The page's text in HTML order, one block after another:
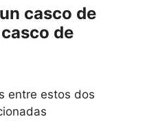
casco de
de
entre estos dos